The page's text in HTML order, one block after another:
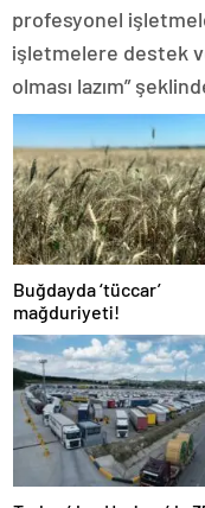
profesyonel
işletmelere destek
olması lazım”
Buğdayda ‘tüccar’
mağduriyeti!